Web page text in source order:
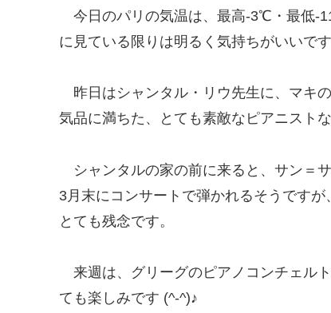
今日のパリの気温は、最高-3℃・最低-
に見ている限りは明るく気持ちがいいで
昨日はシャンタル・リウ先生に、マキ
気品に満ちた、とても素敵なピアニスト
シャンタルの家の前に来ると、サン＝
3月末にコンサートで弾かれるそうです
とても残念です。
来週は、グリーグのピアノコンチェル
ても楽しみです (^-^)♪